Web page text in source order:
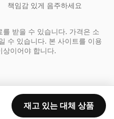
재고 있는 대체 상품
책임감 있게 음주하세요
받을 수 있습니다. 가격은 소
수 있습니다. 본 사이트를 이용
이어야 합니다.